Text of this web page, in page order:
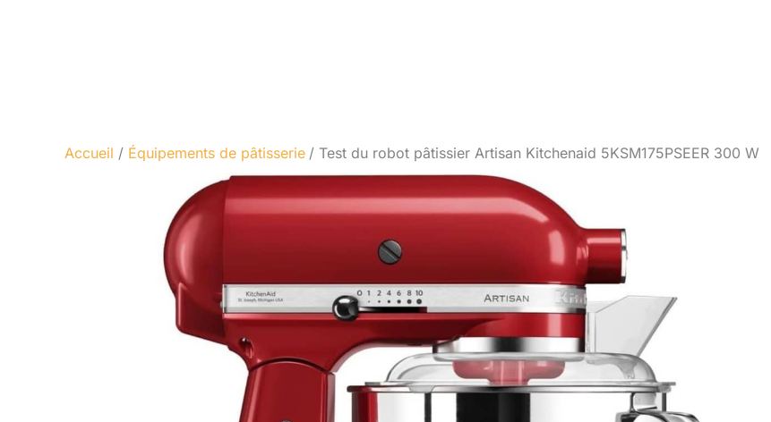
Accueil Équipements de pâtisserie Test du robot pâtissier Artisan Kitchenaid 5KSM175PSEER 300 W